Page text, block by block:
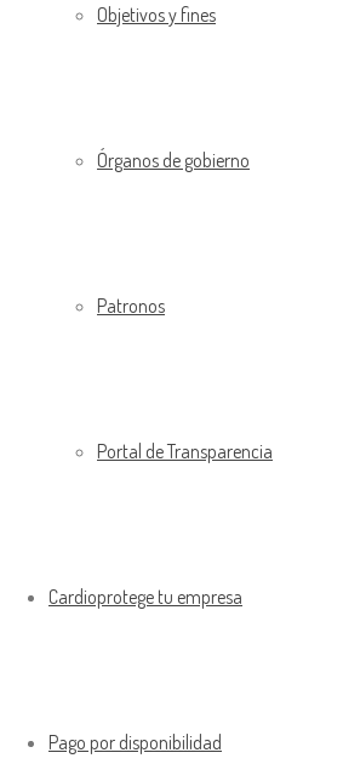
Objetivos y fines
Órganos de gobierno
Patronos
Portal de Transparencia
Cardioprotege tu empresa
Pago por disponibilidad